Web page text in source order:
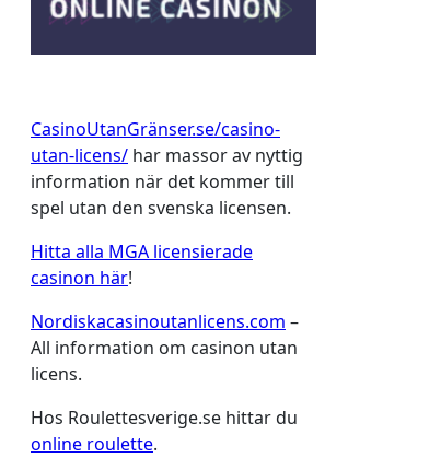
CasinoUtanGränser.se/casino-
utan-licens/ har massor av nyttig
information när det kommer till
spel utan den svenska licensen.
Hitta alla MGA licensierade
casinon här!
Nordiskacasinoutanlicens.com –
All information om casinon utan
licens.
Hos Roulettesverige.se hittar du
online roulette.